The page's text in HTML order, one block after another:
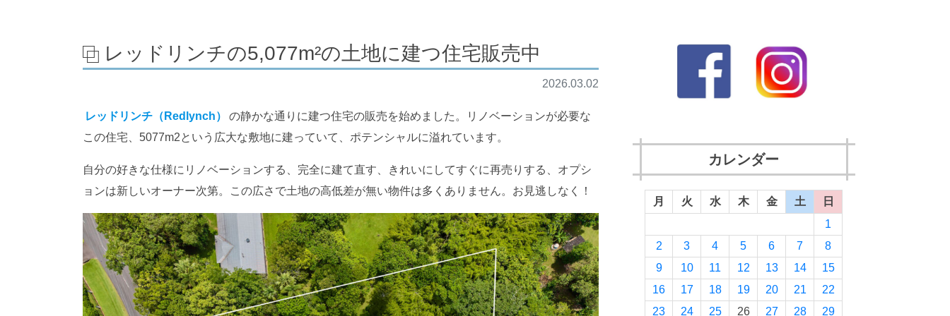
レッドリンチの5,077m²の土地に建つ住宅販売中
2026.03.02
レッドリンチ（Redlynch）
の静かな通りに建つ住宅の販売を始めました。リノベーションが必要な
この住宅、5077m2という広大な敷地に建っていて、ポテンシャルに溢れています。
自分の好きな仕様にリノベーションする、完全に建て直す、きれいにしてすぐに再売りする、オプシ
ョンは新しいオーナー次第。この広さで土地の高低差が無い物件は多くありません。お見逃しなく！
カレンダー
月 火 水 木 金 土
日
1
2
3 4 5 6 7
8
9
10 11 12 13 14
15
16
17 18 19 20 21
22
23
24 25 26 27 28 29